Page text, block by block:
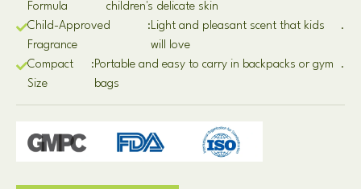
Formula
children's delicate skin
Child-Approved
Fragrance
:Light and pleasant scent that kids
will love
.
Compact
Size
:Portable and easy to carry in backpacks or gym
bags
.